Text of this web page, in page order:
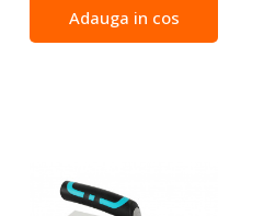
CNO-GHD853SET este set
profesional de trei gletiere,
Adauga in cos